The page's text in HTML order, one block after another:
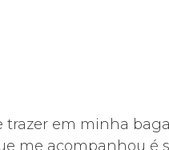
trazer em minha
me acompanhou é